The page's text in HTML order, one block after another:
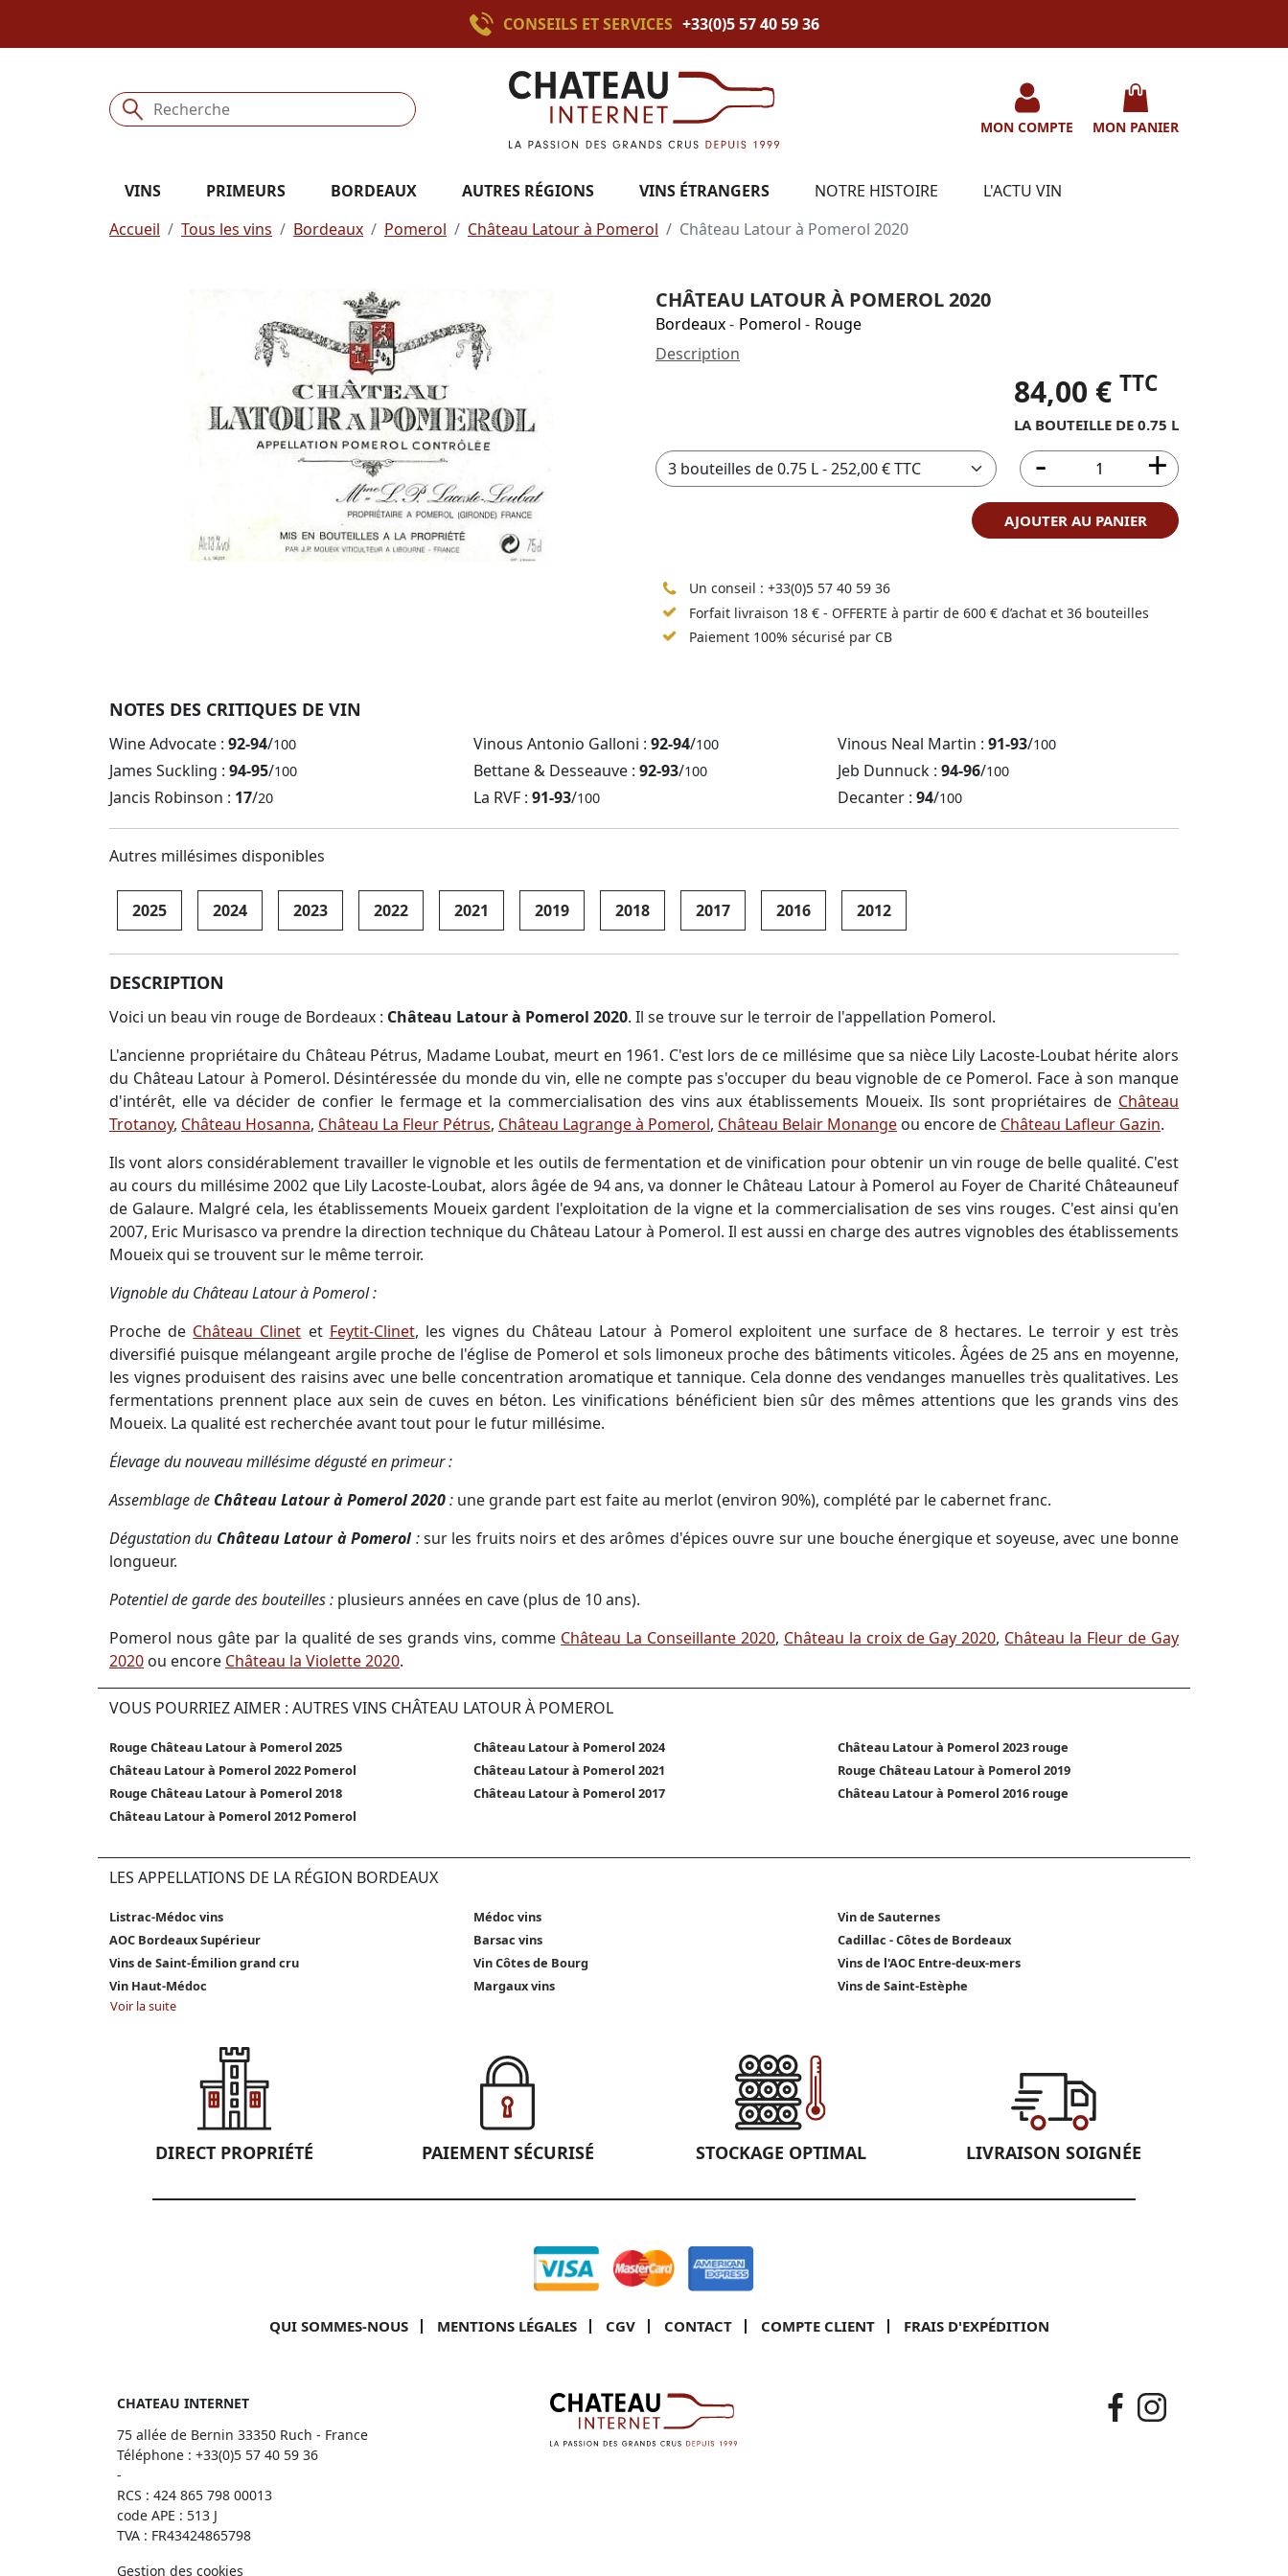
CONSEILS ET SERVICES +33(0)5 57 40 59 36
MON COMPTE MON PANIER
VINS PRIMEURS BORDEAUX AUTRES RÉGIONS VINS ÉTRANGERS NOTRE HISTOIRE
L'ACTU VIN
Accueil
Tous les vins Bordeaux Pomerol Château Latour à Pomerol Château Latour à Pomerol 2020
CHÂTEAU LATOUR À POMEROL 2020
Bordeaux- Pomerol - Rouge
Description
84,00 € TTC
LA BOUTEILLE DE 0.75 L
AJOUTER AU PANIER
Un conseil : +33(0)5 57 40 59 36
Forfait livraison 18 € - OFFERTE à partir de 600 € d’achat et 36 bouteilles
Paiement 100% sécurisé par CB
NOTES DES CRITIQUES DE VIN
Wine Advocate : 92-94/100 Vinous Antonio Galloni : 92-94/100 Vinous Neal Martin : 91-93/100
James Suckling : 94-95/100 Bettane & Desseauve : 92-93/100 Jeb Dunnuck : 94-96/100
Jancis Robinson : 17/20 La RVF : 91-93/100 Decanter : 94/100
Autres millésimes disponibles
2025 2024 2023 2022 2021 2019 2018 2017 2016 2012
DESCRIPTION
Voici un beau vin rouge de Bordeaux : Château Latour à Pomerol 2020. Il se trouve sur le terroir de l'appellation Pomerol.
L'ancienne propriétaire du Château Pétrus, Madame Loubat, meurt en 1961. C'est lors de ce millésime que sa nièce Lily Lacoste-Loubat hérite alors
du Château Latour à Pomerol. Désintéressée du monde du vin, elle ne compte pas s'occuper du beau vignoble de ce Pomerol. Face à son manque
d'intérêt, elle va décider de confier le fermage et la commercialisation des vins aux établissements Moueix. Ils sont propriétaires de Château
Trotanoy, Château Hosanna, Château La Fleur Pétrus, Château Lagrange à Pomerol, Château Belair Monange ou encore de Château Lafleur Gazin.
Ils vont alors considérablement travailler le vignoble et les outils de fermentation et de vinification pour obtenir un vin rouge de belle qualité. C'est
au cours du millésime 2002 que Lily Lacoste-Loubat, alors âgée de 94 ans, va donner le Château Latour à Pomerol au Foyer de Charité Châteauneuf
de Galaure. Malgré cela, les établissements Moueix gardent l'exploitation de la vigne et la commercialisation de ses vins rouges. C'est ainsi qu'en
2007, Eric Murisasco va prendre la direction technique du Château Latour à Pomerol. Il est aussi en charge des autres vignobles des établissements
Moueix qui se trouvent sur le même terroir.
Vignoble du Château Latour à Pomerol :
Proche de Château Clinet et Feytit-Clinet, les vignes du Château Latour à Pomerol exploitent une surface de 8 hectares. Le terroir y est très
diversifié puisque mélangeant argile proche de l'église de Pomerol et sols limoneux proche des bâtiments viticoles. Âgées de 25 ans en moyenne,
les vignes produisent des raisins avec une belle concentration aromatique et tannique. Cela donne des vendanges manuelles très qualitatives. Les
fermentations prennent place aux sein de cuves en béton. Les vinifications bénéficient bien sûr des mêmes attentions que les grands vins des
Moueix. La qualité est recherchée avant tout pour le futur millésime.
Élevage du nouveau millésime dégusté en primeur :
Assemblage de Château Latour à Pomerol 2020: une grande part est faite au merlot (environ 90%), complété par le cabernet franc.
Dégustation du Château Latour à Pomerol:sur les fruits noirs et des arômes d'épices ouvre sur une bouche énergique et soyeuse, avec une bonne
longueur.
Potentiel de garde des bouteilles : plusieurs années en cave (plus de 10 ans).
Pomerol nous gâte par la qualité de ses grands vins, comme Château La Conseillante 2020, Château la croix de Gay 2020, Château la Fleur de Gay
2020 ou encore Château la Violette 2020.
VOUS POURRIEZ AIMER : AUTRES VINS CHÂTEAU LATOUR À POMEROL
Rouge Château Latour à Pomerol 2025 Château Latour à Pomerol 2024
Château Latour à Pomerol 2023 rouge
Château Latour à Pomerol 2022 Pomerol
Château Latour à Pomerol 2021
Rouge Château Latour à Pomerol 2019
Rouge Château Latour à Pomerol 2018
Château Latour à Pomerol 2017
Château Latour à Pomerol 2016 rouge
Château Latour à Pomerol 2012 Pomerol
LES APPELLATIONS DE LA RÉGION BORDEAUX
Listrac-Médoc vins Médoc vins
Vin de Sauternes
AOC Bordeaux Supérieur
Barsac vins
Cadillac - Côtes de Bordeaux
Vins de Saint-Émilion grand cru
Vin Côtes de Bourg
Vins de l'AOC Entre-deux-mers
Vin Haut-Médoc
Margaux vins
Vins de Saint-Estèphe
Voir la suite
DIRECT PROPRIÉTÉ PAIEMENT SÉCURISÉ STOCKAGE OPTIMAL LIVRAISON SOIGNÉE
QUI SOMMES-NOUS MENTIONS LÉGALES CGV CONTACT COMPTE CLIENT FRAIS D'EXPÉDITION
CHATEAU INTERNET
75 allée de Bernin 33350 Ruch - France
Téléphone : +33(0)5 57 40 59 36
-
RCS : 424 865 798 00013
code APE : 513 J
TVA : FR43424865798
Gestion des cookies